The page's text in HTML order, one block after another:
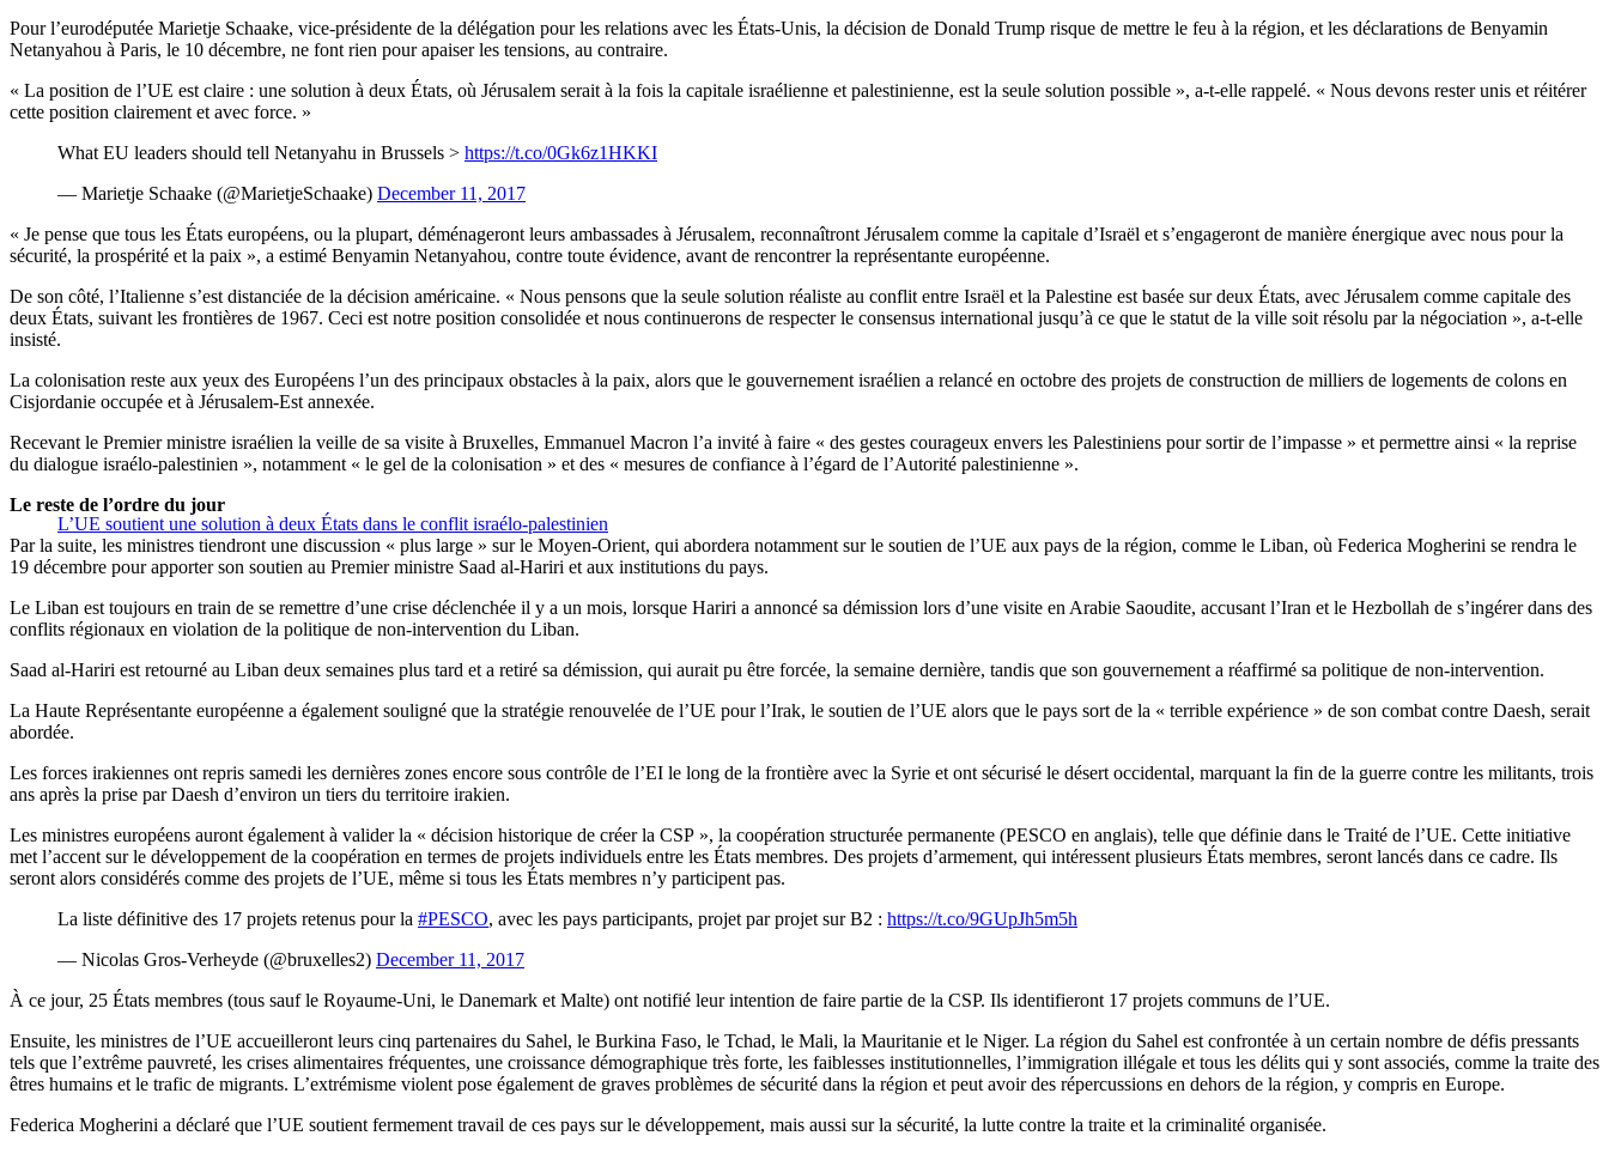
Pour l’eurodéputée Marietje Schaake, vice-présidente de la délégation pour les relations avec les États-Unis, la décision de Donald Trump risque de mettre le feu à la région, et les déclarations de Benyamin
Netanyahou à Paris, le 10 décembre, ne font rien pour apaiser les tensions, au contraire.
« La position de l’UE est claire : une solution à deux États, où Jérusalem serait à la fois la capitale israélienne et palestinienne, est la seule solution possible », a-t-elle rappelé. « Nous devons rester unis et réitérer
cette position clairement et avec force. »
What EU leaders should tell Netanyahu in Brussels > https://t.co/0Gk6z1HKKI
— Marietje Schaake (@MarietjeSchaake) December 11, 2017
« Je pense que tous les États européens, ou la plupart, déménageront leurs ambassades à Jérusalem, reconnaîtront Jérusalem comme la capitale d’Israël et s’engageront de manière énergique avec nous pour la
sécurité, la prospérité et la paix », a estimé Benyamin Netanyahou, contre toute évidence, avant de rencontrer la représentante européenne.
De son côté, l’Italienne s’est distanciée de la décision américaine. « Nous pensons que la seule solution réaliste au conflit entre Israël et la Palestine est basée sur deux États, avec Jérusalem comme capitale des
deux États, suivant les frontières de 1967. Ceci est notre position consolidée et nous continuerons de respecter le consensus international jusqu’à ce que le statut de la ville soit résolu par la négociation », a-t-elle
insisté.
La colonisation reste aux yeux des Européens l’un des principaux obstacles à la paix, alors que le gouvernement israélien a relancé en octobre des projets de construction de milliers de logements de colons en
Cisjordanie occupée et à Jérusalem-Est annexée.
Recevant le Premier ministre israélien la veille de sa visite à Bruxelles, Emmanuel Macron l’a invité à faire « des gestes courageux envers les Palestiniens pour sortir de l’impasse » et permettre ainsi « la reprise
du dialogue israélo-palestinien », notamment « le gel de la colonisation » et des « mesures de confiance à l’égard de l’Autorité palestinienne ».
L’UE soutient une solution à deux États dans le conflit israélo-palestinien
Le reste de l’ordre du jour
Par la suite, les ministres tiendront une discussion « plus large » sur le Moyen-Orient, qui abordera notamment sur le soutien de l’UE aux pays de la région, comme le Liban, où Federica Mogherini se rendra le
19 décembre pour apporter son soutien au Premier ministre Saad al-Hariri et aux institutions du pays.
Le Liban est toujours en train de se remettre d’une crise déclenchée il y a un mois, lorsque Hariri a annoncé sa démission lors d’une visite en Arabie Saoudite, accusant l’Iran et le Hezbollah de s’ingérer dans des
conflits régionaux en violation de la politique de non-intervention du Liban.
Saad al-Hariri est retourné au Liban deux semaines plus tard et a retiré sa démission, qui aurait pu être forcée, la semaine dernière, tandis que son gouvernement a réaffirmé sa politique de non-intervention.
La Haute Représentante européenne a également souligné que la stratégie renouvelée de l’UE pour l’Irak, le soutien de l’UE alors que le pays sort de la « terrible expérience » de son combat contre Daesh, serait
abordée.
Les forces irakiennes ont repris samedi les dernières zones encore sous contrôle de l’EI le long de la frontière avec la Syrie et ont sécurisé le désert occidental, marquant la fin de la guerre contre les militants, trois
ans après la prise par Daesh d’environ un tiers du territoire irakien.
Les ministres européens auront également à valider la « décision historique de créer la CSP », la coopération structurée permanente (PESCO en anglais), telle que définie dans le Traité de l’UE. Cette initiative
met l’accent sur le développement de la coopération en termes de projets individuels entre les États membres. Des projets d’armement, qui intéressent plusieurs États membres, seront lancés dans ce cadre. Ils
seront alors considérés comme des projets de l’UE, même si tous les États membres n’y participent pas.
La liste définitive des 17 projets retenus pour la #PESCO, avec les pays participants, projet par projet sur B2 : https://t.co/9GUpJh5m5h
— Nicolas Gros-Verheyde (@bruxelles2) December 11, 2017
À ce jour, 25 États membres (tous sauf le Royaume-Uni, le Danemark et Malte) ont notifié leur intention de faire partie de la CSP. Ils identifieront 17 projets communs de l’UE.
Ensuite, les ministres de l’UE accueilleront leurs cinq partenaires du Sahel, le Burkina Faso, le Tchad, le Mali, la Mauritanie et le Niger. La région du Sahel est confrontée à un certain nombre de défis pressants
tels que l’extrême pauvreté, les crises alimentaires fréquentes, une croissance démographique très forte, les faiblesses institutionnelles, l’immigration illégale et tous les délits qui y sont associés, comme la traite des
êtres humains et le trafic de migrants. L’extrémisme violent pose également de graves problèmes de sécurité dans la région et peut avoir des répercussions en dehors de la région, y compris en Europe.
Federica Mogherini a déclaré que l’UE soutient fermement travail de ces pays sur le développement, mais aussi sur la sécurité, la lutte contre la traite et la criminalité organisée.